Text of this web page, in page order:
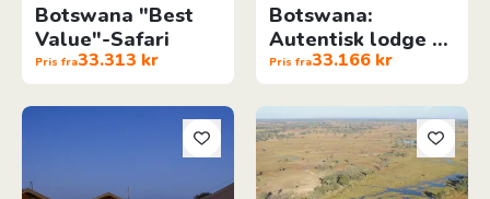
Botswana "Best
Value"-Safari
Pris fra33.313 kr
Botswana:
Autentisk lodge &
Campingsafari
Pris fra33.166 kr
Autentisk 8 Dages Safari i BotswanaBotswanas nordlige